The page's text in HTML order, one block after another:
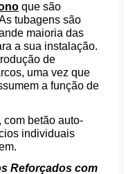
que são
tubagens são
maioria das
a sua instalação.
de
uma vez que
a função de
, com betão auto-
individuais
Reforçados com